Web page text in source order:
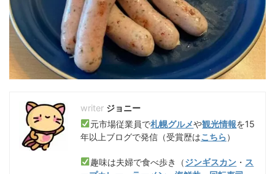
ジョニー
元市場従業員で札幌グルメや観光情報を15
年以上ブログで発信（受賞歴はこちら）
趣味は夫婦で食べ歩き（ジンギスカン ・ ス